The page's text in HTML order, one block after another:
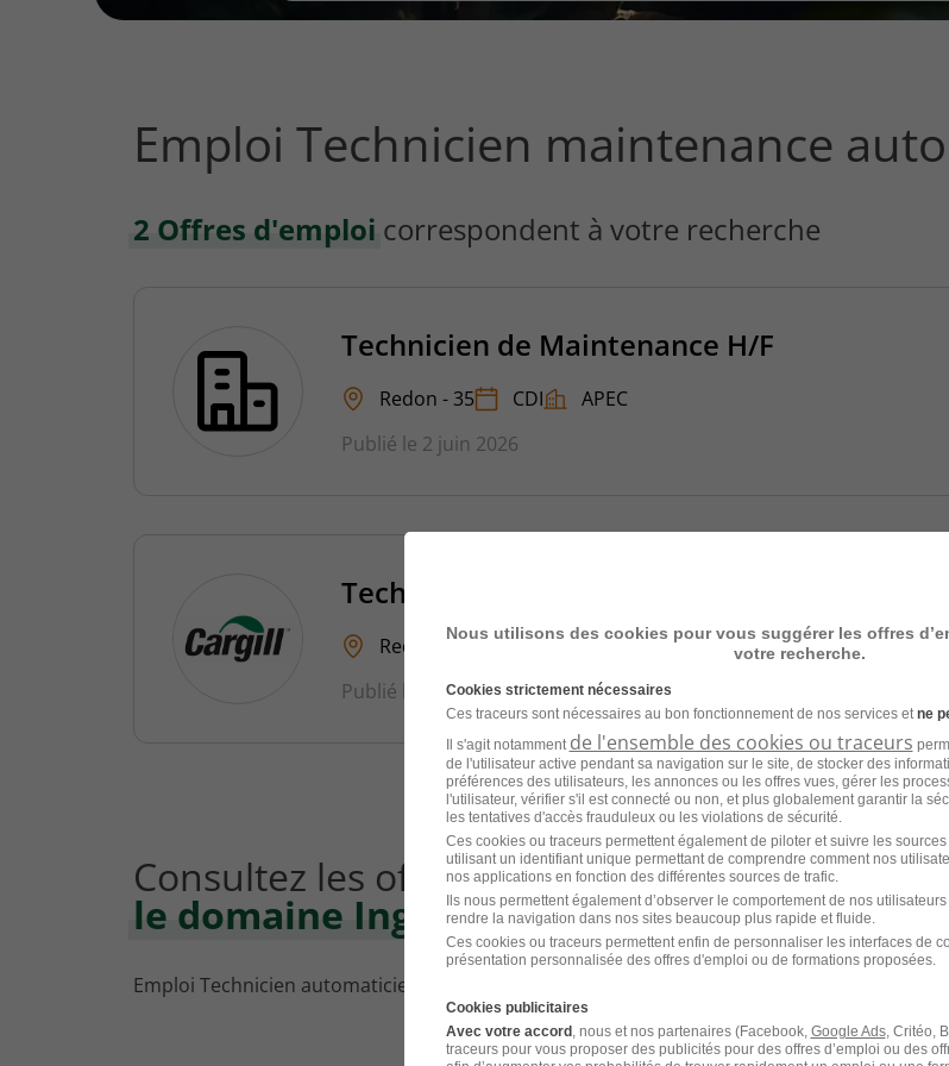
vous
ce
?
Emploi Technicien maintenance
2 Offres d'emploi correspondent à votre recherche
Technicien de Maintenance H/F
Redon - 35 CDI
APEC
Publié le 2 juin 2026
Technicien de Maintenance Mécanique H/F
Redon - 35 CDI
Cargill
Publié le 18 février 2026
Consultez les offres d'emploi par métier à
le domaine Ingénierie
Emploi Technicien automaticien Redon
Nous utilisons des cookies pour vous suggérer les offres
votre recherche.
Cookies strictement nécessaires
Ces traceurs sont nécessaires au bon fonctionnement de nos services etne
Il s'agit notamment de l'ensemble des cookies ou traceurs
de l'utilisateur active pendant sa navigation sur le site, de stocker des
préférences des utilisateurs, les annonces ou les offres vues, gérer les
l'utilisateur, vérifier s'il est connecté ou non, et plus globalement garantir la
les tentatives d'accès frauduleux ou les violations de sécurité.
Ces cookies ou traceurs permettent également de piloter et suivre les
utilisant un identifiant unique permettant de comprendre comment nos
nos applications en fonction des différentes sources de trafic.
Ils nous permettent également d’observer le comportement de nos
rendre la navigation dans nos sites beaucoup plus rapide et fluide.
Ces cookies ou traceurs permettent enfin de personnaliser les interfaces de
présentation personnalisée des offres d'emploi ou de formations proposées.
Cookies publicitaires
Avec votre accord , nous et nos partenaires (Facebook, Google Ads, Critéo,
traceurs pour vous proposer des publicités pour des offres d’emploi ou des